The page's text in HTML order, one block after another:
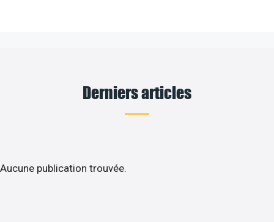
Derniers articles
Aucune publication trouvée.